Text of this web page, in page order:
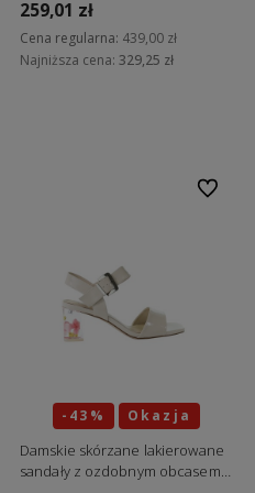
259,01 zł
Cena regularna: 439,00 zł
Najniższa cena: 329,25 zł
-43% Okazja
Damskie skórzane lakierowane
sandały z ozdobnym obcasem
Do